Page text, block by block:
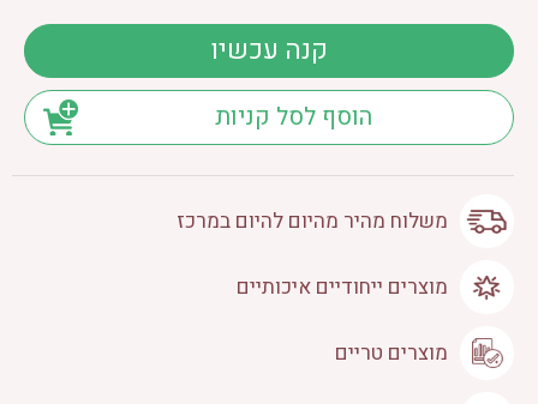
קנה עכשיו
הוסף לסל קניות
משלוח מהיר מהיום להיום במרכז
מוצרים ייחודיים איכותיים
מוצרים טריים